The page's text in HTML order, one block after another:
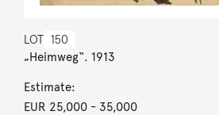
LOT 150
„Heimweg“. 1913
Estimate:
EUR 25,000- 35,000